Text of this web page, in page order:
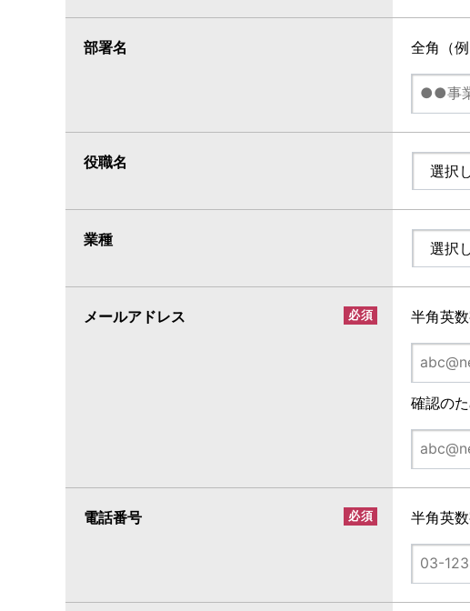
部署名 全角（
役職名
業種
メールアドレス 必須 半角英
確認の
電話番号 必須 半角英